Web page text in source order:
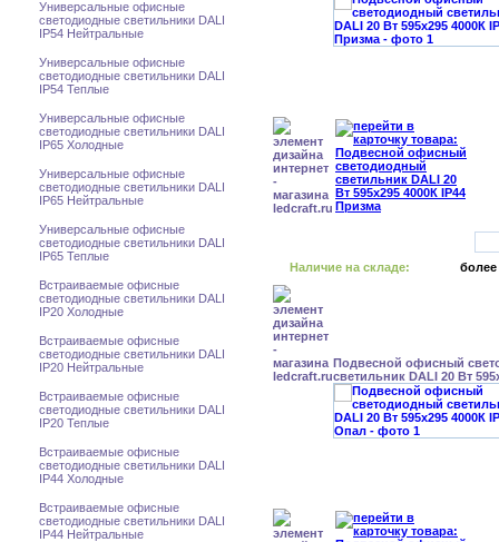
Универсальные офисные
светодиодные светильники DALI
IP54 Нейтральные
Универсальные офисные
светодиодные светильники DALI
IP54 Теплые
Универсальные офисные
светодиодные светильники DALI
IP65 Холодные
Универсальные офисные
светодиодные светильники DALI
IP65 Нейтральные
Универсальные офисные
светодиодные светильники DALI
IP65 Теплые
Встраиваемые офисные
светодиодные светильники DALI
IP20 Холодные
Встраиваемые офисные
светодиодные светильники DALI
IP20 Нейтральные
Встраиваемые офисные
светодиодные светильники DALI
IP20 Теплые
Встраиваемые офисные
светодиодные светильники DALI
IP44 Холодные
Встраиваемые офисные
светодиодные светильники DALI
IP44 Нейтральные
Наличие на складе: более
Подвесной офисный
светильник DALI 20 Вт